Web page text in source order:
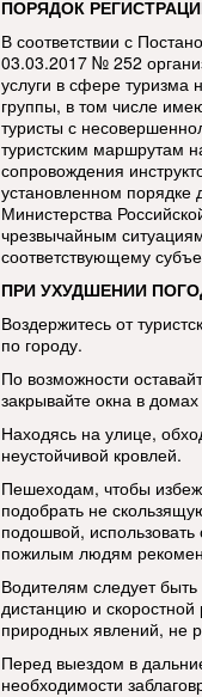
ПОРЯДОК
В соответствии с
03.03.2017 № 252
услуги в сфере туризма
группы, в том числе
туристы с
туристским маршрутам
сопровождения
установленном
Министерства
чрезвычайным
соответствующему
ПРИ УХУДШЕНИИ
Воздержитесь от
по городу.
По возможности
закрывайте окна в
Находясь на улице,
неустойчивой кровлей.
Пешеходам, чтобы
подобрать не
подошвой,
пожилым людям
Водителям следует
дистанцию и
природных явлений, не
Перед выездом в
необходимости